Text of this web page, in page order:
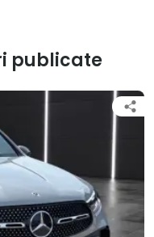
publicate